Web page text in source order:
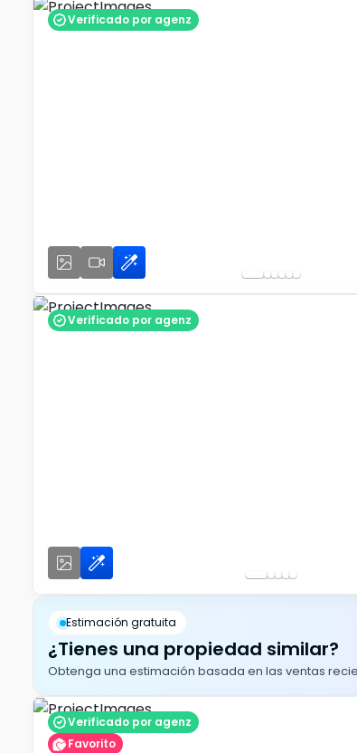
Verificado por agenz
Verificado por agenz
Estimación gratuita
¿Tienes una propiedad similar?
Obtenga una estimación basada en las ventas
Verificado por agenz
Favorito